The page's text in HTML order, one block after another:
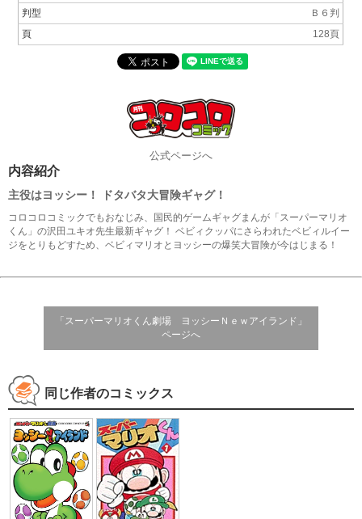
判型
Ｂ６判
頁
128頁
公式ページへ
内容紹介
主役はヨッシー！ ドタバタ大冒険ギャグ！
コロコロコミックでもおなじみ、国民的ゲームギャグまんが「スーパーマリオ
くん」の沢田ユキオ先生最新ギャグ！ ベビィクッパにさらわれたベビィルイー
ジをとりもどすため、ベビィマリオとヨッシーの爆笑大冒険が今はじまる！
「スーパーマリオくん劇場 ヨッシーＮｅｗアイランド」
ページへ
同じ作者のコミックス